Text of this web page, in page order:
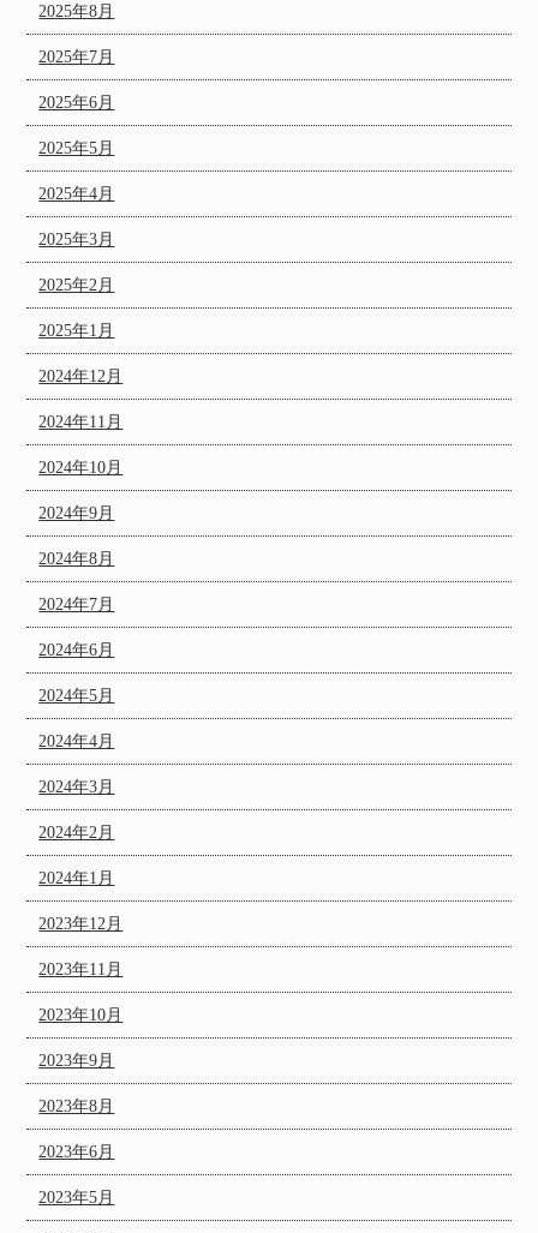
2025年8月
2025年7月
2025年6月
2025年5月
2025年4月
2025年3月
2025年2月
2025年1月
2024年12月
2024年11月
2024年10月
2024年9月
2024年8月
2024年7月
2024年6月
2024年5月
2024年4月
2024年3月
2024年2月
2024年1月
2023年12月
2023年11月
2023年10月
2023年9月
2023年8月
2023年6月
2023年5月